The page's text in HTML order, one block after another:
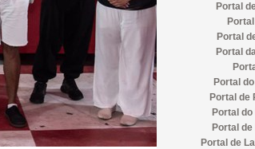
Portal
Portal
Portal
Portal
Portal de
Portal
Portal
Portal de